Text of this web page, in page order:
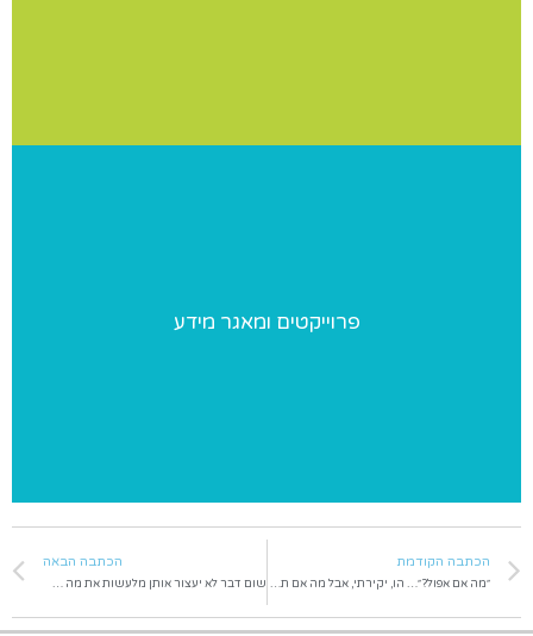
פרוייקטים ומאגר מידע
הכתבה הקודמת
״מה אם אפול?״… הו, יקירתי, אבל מה אם תרחפי?
הכתבה הבאה
שום דבר לא יעצור אותן מלעשות את מה שהן הכי אוהבות – להתעמל